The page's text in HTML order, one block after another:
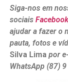
Siga-nos em
sociais Facebook
ajudar a fazer o
pauta, fotos e
Silva Lima por
WhatsApp (87)